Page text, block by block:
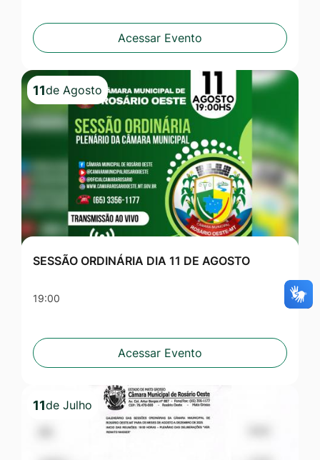
Acessar Evento
11de Agosto
SESSÃO ORDINÁRIA DIA 11 DE AGOSTO
19:00
Acessar Evento
11de Julho